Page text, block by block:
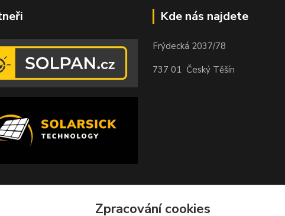
Kde nás najdete
Frýdecká 2037/78
737 01 Český Těšín
Zpracování cookies